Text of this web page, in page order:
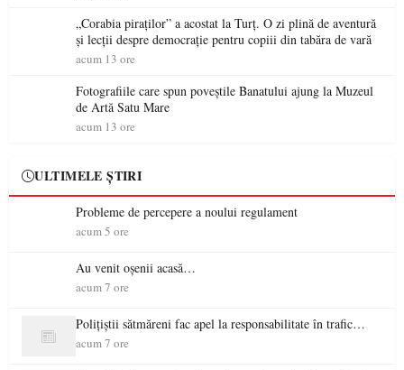
„Corabia piraților” a acostat la Turț. O zi plină de aventură
și lecții despre democrație pentru copiii din tabăra de vară
acum 13 ore
Fotografiile care spun poveștile Banatului ajung la Muzeul
de Artă Satu Mare
acum 13 ore
ULTIMELE ȘTIRI
Probleme de percepere a noului regulament
acum 5 ore
Au venit oșenii acasă…
acum 7 ore
Polițiștii sătmăreni fac apel la responsabilitate în trafic…
acum 7 ore